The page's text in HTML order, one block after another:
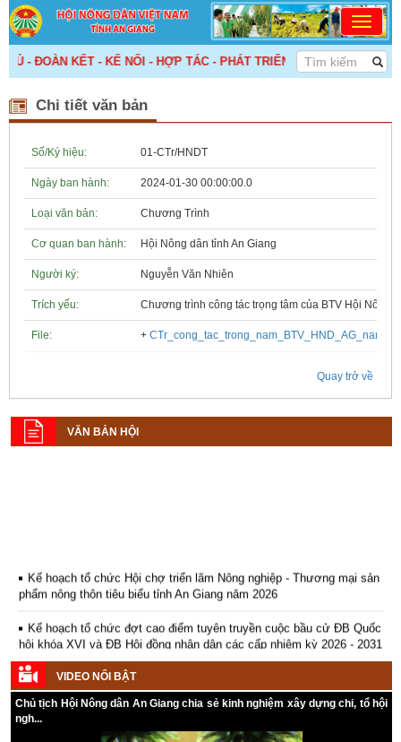
- ĐOÀN KẾT - KẾ NỐI - HỢP TÁC - PHÁT TRIỂN! >>>
Chi tiết văn bản
Số/Ký hiệu: 01-CTr/HNDT
Ngày ban hành: 2024-01-30 00:00:00.0
Loại văn bản: Chương Trình
Cơ quan ban hành: Hội Nông dân tỉnh An Giang
Người ký: Nguyễn Văn Nhiên
Trích yếu: Chương trình công tác trọng tâm của BTV Hội Nông
File: +
Quay trở về
VĂN BẢN HỘI
phẩm nông thôn tiêu biểu tỉnh An Giang năm 2026
hội khóa XVI và ĐB Hội đồng nhân dân các cấp nhiệm kỳ 2026 - 2031
Hướng dẫn tuyên truyền Đại hội Hội Nông dân các cấp và Đại hội
đại biểu toàn quốc Hội Nông dân Việt Nam lần thứ IX, nhiệm kỳ 2026
- 2031
Hướng dẫn tuyên truyền cuộc bầu cử ĐB Quốc hội khóa XVI và ĐB
VIDEO NỔI BẬT
Chủ tịch Hội Nông dân An Giang chia sẻ kinh nghiệm xây dựng chi, tổ hội
ngh...